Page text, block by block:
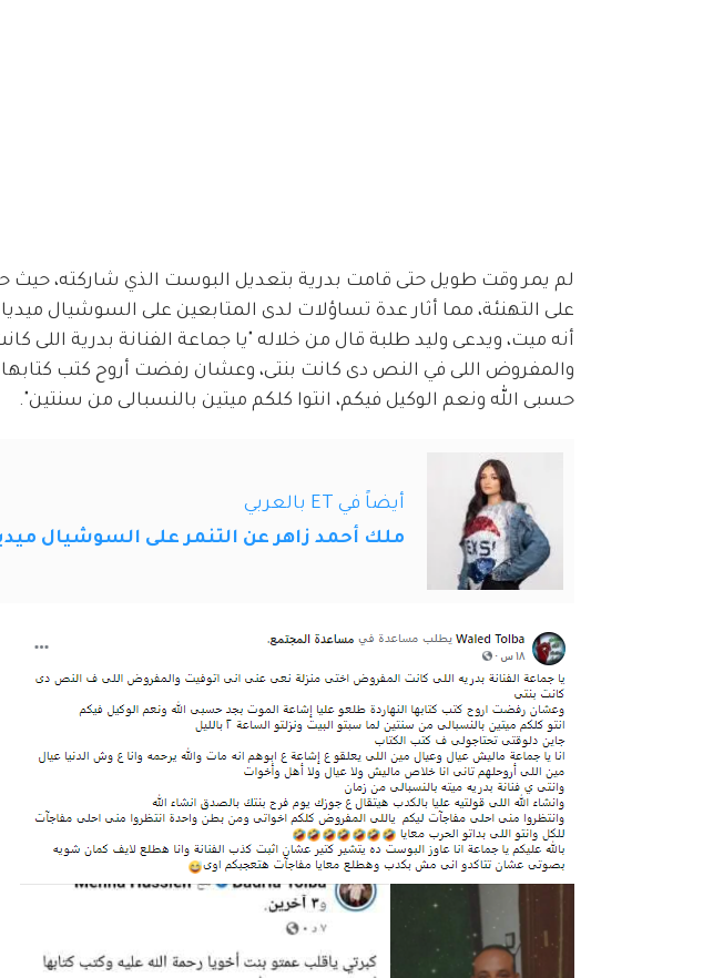
لم يمر وقت طويل حتى قامت بدرية بتعديل البوست الذي شاركته، حيث
على التهنئة، مما أثار عدة تساؤلات لدى المتابعين على السوشيال
أنه ميت، ويدعى وليد طلبة قال من خلاله "يا جماعة الفنانة بدرية اللى
والمفروض اللى في النص دى كانت بنتى، وعشان رفضت أروح كتب كتابها
حسبى الله ونعم الوكيل فيكم، انتوا كلكم ميتين بالنسبالى من سنتين".
أيضاً في ET بالعربي
ملك أحمد زاهر عن التنمر على السوشيال